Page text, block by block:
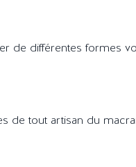
de différentes formes
de tout artisan du